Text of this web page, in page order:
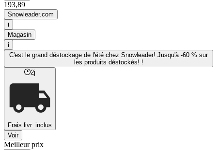
193,89
Snowleader.com
i
Magasin
i
C'est le grand déstockage de l'été chez Snowleader! Jusqu'à -60 % sur
les produits déstockés! !
2j
Frais livr. inclus
Voir
Meilleur prix